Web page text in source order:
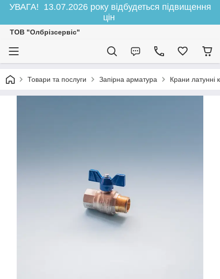
УВАГА! 13.07.2026 року відбудеться підвищення
цін
ТОВ "Олбрізсервіс"
Товари та послуги Запірна арматура Крани латунні